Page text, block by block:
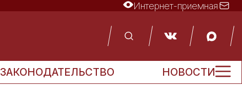
Интернет-приемная
ЗАКОНОДАТЕЛЬСТВО НОВОСТИ